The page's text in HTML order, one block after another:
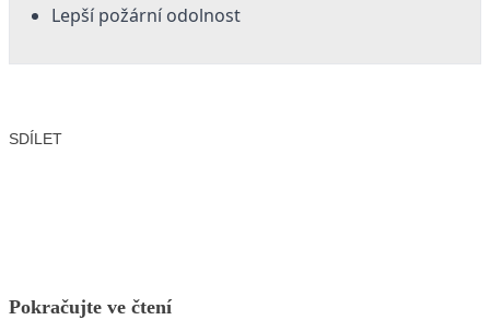
Lepší požární odolnost
SDÍLET
Pokračujte ve čtení